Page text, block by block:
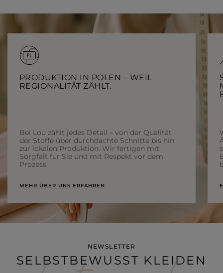
PRODUKTION IN POLEN – WEIL
REGIONALITÄT ZÄHLT.
Bei Lou zählt jedes Detail – von der Qualität
der Stoffe über durchdachte Schnitte bis hin
zur lokalen Produktion. Wir fertigen mit
Sorgfalt für Sie und mit Respekt vor dem
Prozess.
MEHR ÜBER UNS ERFAHREN
NEWSLETTER
SELBSTBEWUSST KLEIDEN